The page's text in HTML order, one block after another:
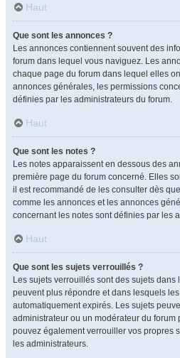
Haut
Que sont les annonces ?
Les annonces contiennent souvent des
forum dans lequel vous naviguez. Les
chaque page du forum dans lequel elles
annonces générales, les permissions
définies par les administrateurs du forum.
Haut
Que sont les notes ?
Les notes apparaissent en dessous des
première page du forum concerné. Elles
il est recommandé de les consulter dès
comme les annonces et les annonces
concernant les notes sont définies par les
Haut
Que sont les sujets verrouillés ?
Les sujets verrouillés sont des sujets
peuvent plus répondre et dans lesquels
automatiquement expirés. Les sujets
administrateur ou un modérateur du forum
pouvez également verrouiller vos propres
les administrateurs.